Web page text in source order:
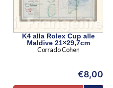
K4 alla Rolex Cup alle
Maldive 21×29,7cm
Corrado Cohen
€8,00